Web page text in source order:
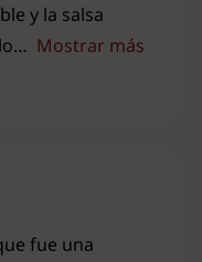
y la salsa
Mostrar más
fue una